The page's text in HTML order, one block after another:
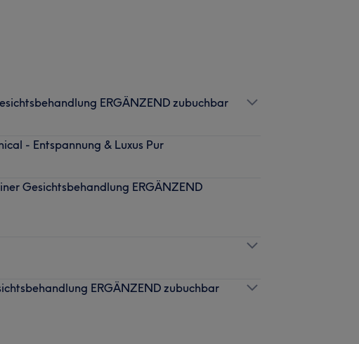
ERGÄNZEND zubuchbar
- Entspannung & Luxus Pur
Gesichtsbehandlung ERGÄNZEND
ERGÄNZEND zubuchbar